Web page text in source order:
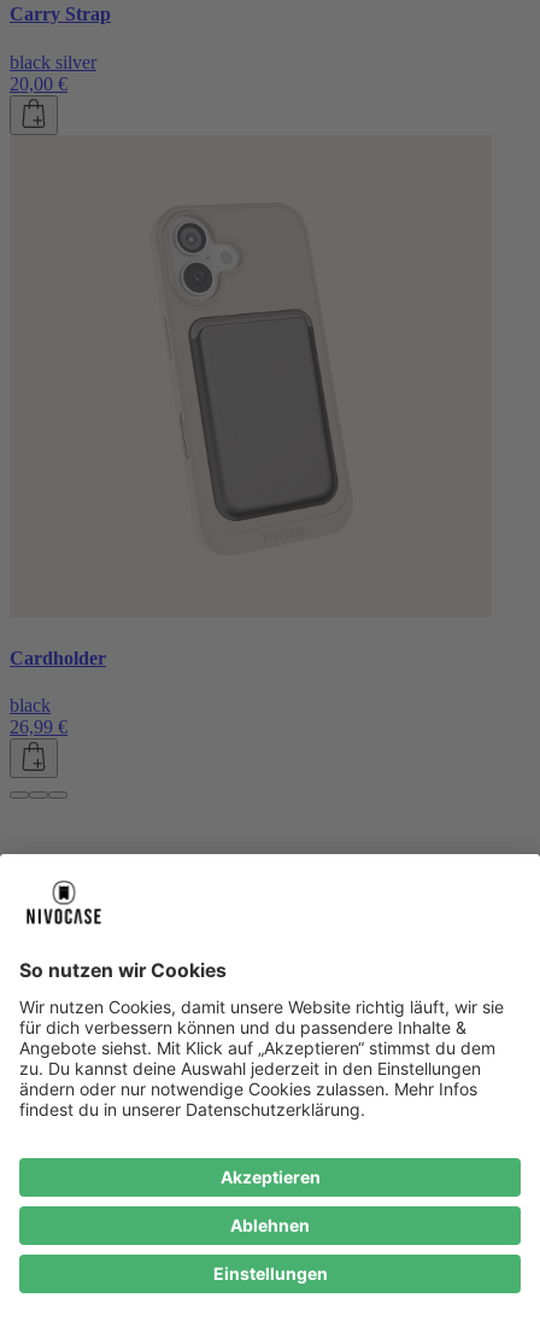
Carry Strap
black silver
20,00 €
Cardholder
black
26,99 €
About NIVOCASE
Geschäftskunden
Zahlungsarten Versandinfos Alle Hilfe-Themen
Zufriedenheitsgarantie
Service
Service
AGB VERTRAG WIDERRUFEN Datenschutz
Ombudsmann
Barrierefreiheit Lieferantenkodex Bestell-Prozess
Samsung Handyhüllen
Handyhüllen Handyketten
Cookie Consent
* Preisangaben inkl. Mwst. und zzgl.Versandkosten